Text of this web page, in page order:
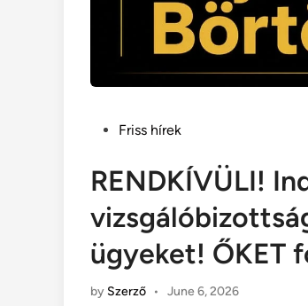
PostedFriss hírek
RENDKÍVÜLI!
ügyeket! ŐKET
by Szerző • June 6, 2026